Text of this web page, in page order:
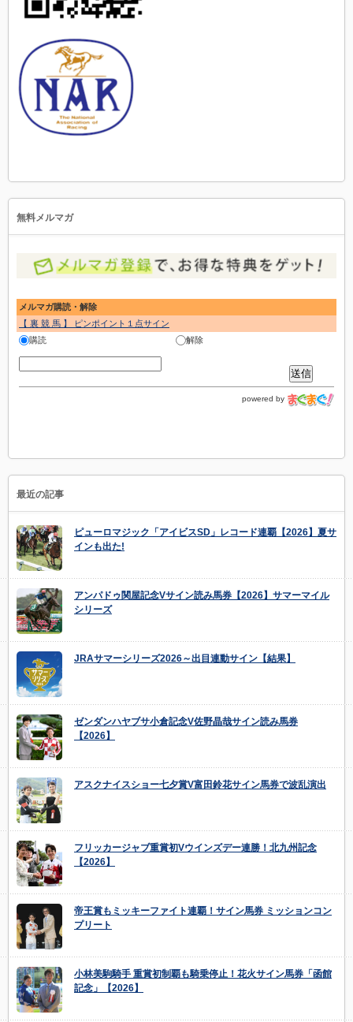
無料メルマガ
メルマガ購読・解除
【 裏 競 馬 】 ピンポイント１点サイン
購読
解除
powered by
最近の記事
ピューロマジック「アイビスSD」レコード連覇【2026】夏サ
インも出た!
アンパドゥ関屋記念Vサイン読み馬券【2026】サマーマイル
シリーズ
JRAサマーシリーズ2026～出目連動サイン【結果】
ゼンダンハヤブサ小倉記念V佐野晶哉サイン読み馬券
【2026】
アスクナイスショー七夕賞V富田鈴花サイン馬券で波乱演出
フリッカージャブ重賞初Vウインズデー連勝！北九州記念
【2026】
帝王賞もミッキーファイト連覇！サイン馬券 ミッションコン
プリート
小林美駒騎手 重賞初制覇も騎乗停止！花火サイン馬券「函館
記念」【2026】